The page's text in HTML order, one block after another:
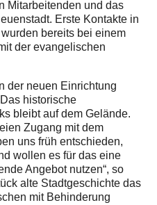
Mitarbeitenden und das
Erste Kontakte in
bereits bei einem
der evangelischen
der neuen Einrichtung
historische
bleibt auf dem Gelände.
Zugang mit dem
uns früh entschieden,
wollen es für das eine
Angebot nutzen“, so
alte Stadtgeschichte das
mit Behinderung